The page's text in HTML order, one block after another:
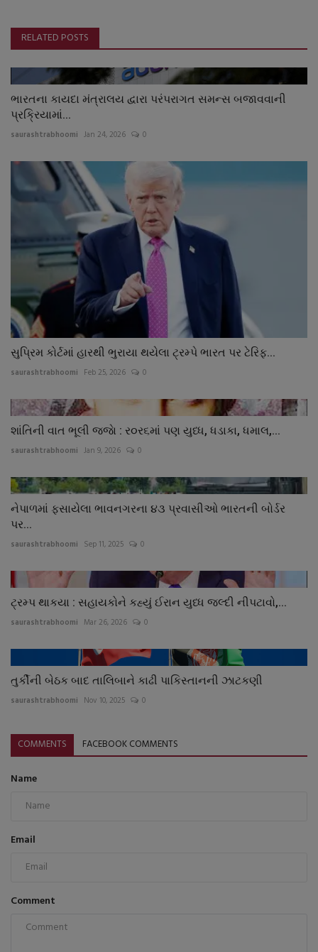
RELATED POSTS
ભારતના કાયદા મંત્રાલય દ્વારા પરંપરાગત સમન્સ બજાવવાની
પ્રક્રિયામાં...
saurashtrabhoomi Jan 24, 2026 0
સુપ્રિમ કોર્ટમાં હારથી ભુરાયા થયેલા ટ્રમ્પે ભારત પર ટેરિફ...
saurashtrabhoomi Feb 25, 2026 0
શાંતિની વાત ભૂલી જજાે : ર૦ર૬માં પણ યુધ્ધ, ધડાકા, ધમાલ,...
saurashtrabhoomi Jan 9, 2026 0
નેપાળમાં ફસાયેલા ભાવનગરના ૪૩ પ્રવાસીઓ ભારતની બોર્ડર
પર...
saurashtrabhoomi Sep 11, 2025 0
ટ્રમ્પ થાકયા : સહાયકોને કહ્યું ઈરાન યુધ્ધ જલ્દી નીપટાવો,...
saurashtrabhoomi Mar 26, 2026 0
તુર્કીની બેઠક બાદ તાલિબાને કાઢી પાકિસ્તાનની ઝાટકણી
saurashtrabhoomi Nov 10, 2025 0
COMMENTS FACEBOOK COMMENTS
Name
Email
Comment